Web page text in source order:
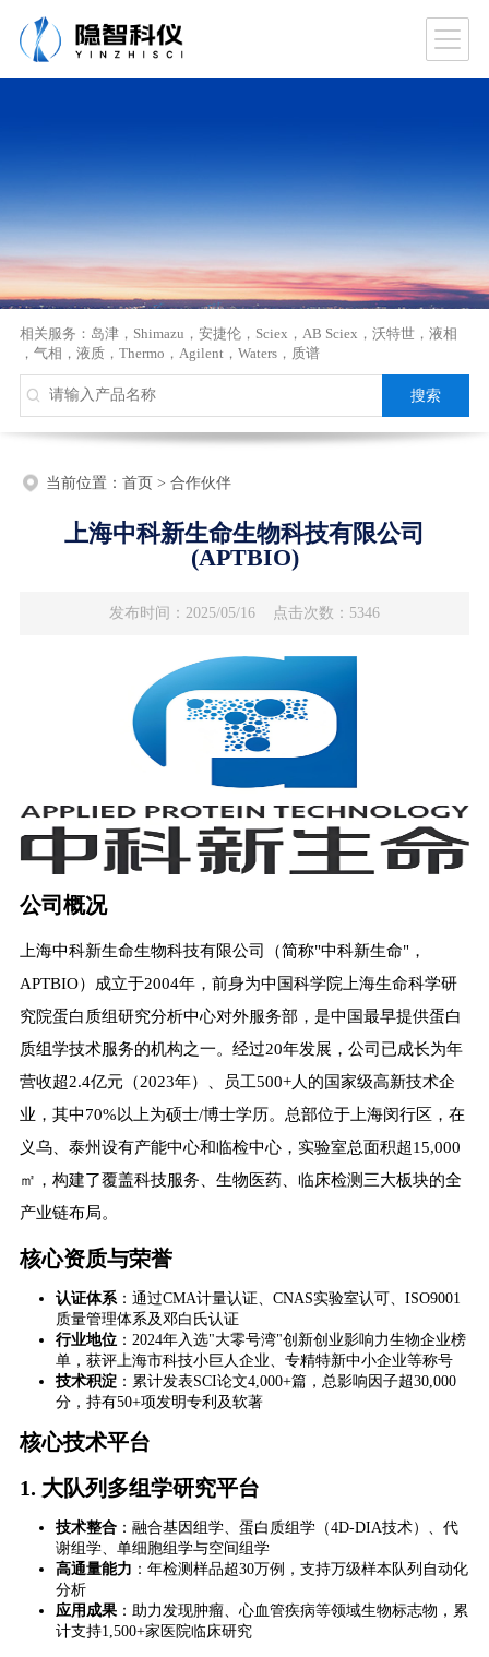
相关服务： 岛津， Shimazu ， 安捷伦， Sciex ， AB Sciex ， 沃特世， 液相
， 气相 ， 液质， Thermo ， Agilent ， Waters， 质谱
当前位置： 首页> 合作伙伴
​​上海中科新生命生物科技有限公司
(APTBIO)​
发布时间：2025/05/16 点击次数：5346
公司概况
上海中科新生命生物科技有限公司（简称"中科新生命"，
APTBIO）成立于2004年，前身为中国科学院上海生命科学研
究院蛋白质组研究分析中心对外服务部，是中国最早提供蛋白
质组学技术服务的机构之一。经过20年发展，公司已成长为年
营收超2.4亿元（2023年）、员工500+人的国家级高新技术企
业，其中70%以上为硕士/博士学历。总部位于上海闵行区，在
义乌、泰州设有产能中心和临检中心，实验室总面积超15,000
㎡，构建了覆盖科技服务、生物医药、临床检测三大板块的全
产业链布局。
核心资质与荣誉
​认证体系​​：通过CMA计量认证、CNAS实验室认可、ISO9001
质量管理体系及邓白氏认证
​行业地位​​：2024年入选"大零号湾"创新创业影响力生物企业榜
单，获评上海市科技小巨人企业、专精特新中小企业等称号
​技术积淀​​：累计发表SCI论文4,000+篇，总影响因子超30,000
分，持有50+项发明专利及软著
核心技术平台
1. ​ ​大队列多组学研究平台​
​技术整合​​：融合基因组学、蛋白质组学（4D-DIA技术）、代
谢组学、单细胞组学与空间组学
​高通量能力​ ​：年检测样品超30万例，支持万级样本队列自动化
分析
​应用成果​​：助力发现肿瘤、心血管疾病等领域生物标志物，累
计支持1,500+家医院临床研究